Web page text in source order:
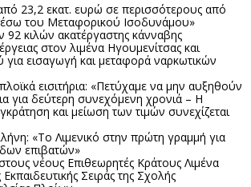
23,2 εκατ. ευρώ σε περισσότερους από
του Μεταφορικού Ισοδυνάμου»
κιλών ακατέργαστης κάνναβης
στον λιμένα Ηγουμενίτσας και
εισαγωγή και μεταφορά ναρκωτικών
εισιτήρια: «Πετύχαμε να μην αυξηθούν
για δεύτερη συνεχόμενη χρονιά – Η
και μείωση των τιμών συνεχίζεται
«Το Λιμενικό στην πρώτη γραμμή για
επιβατών»
νέους Επιθεωρητές Κράτους Λιμένα
Σειράς της Σχολής